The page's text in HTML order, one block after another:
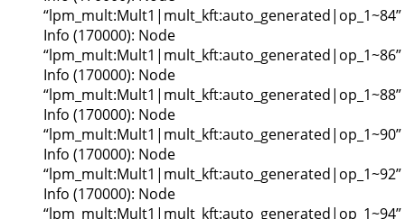
“lpm_mult:Mult1|mult_kft:auto_generated|op_1~84”
Info (170000): Node
“lpm_mult:Mult1|mult_kft:auto_generated|op_1~86”
Info (170000): Node
“lpm_mult:Mult1|mult_kft:auto_generated|op_1~88”
Info (170000): Node
“lpm_mult:Mult1|mult_kft:auto_generated|op_1~90”
Info (170000): Node
“lpm_mult:Mult1|mult_kft:auto_generated|op_1~92”
Info (170000): Node
“lpm_mult:Mult1|mult_kft:auto_generated|op_1~94”